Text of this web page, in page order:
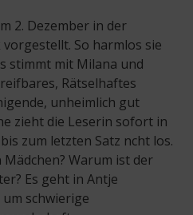
2. Dezember in der
So harmlos sie
stimmt mit Milana und
Rätselhaftes
unheimlich gut
zieht die Leserin sofort in
zum letzten Satz ncht los.
Warum ist der
Es geht in Antje
schwierige